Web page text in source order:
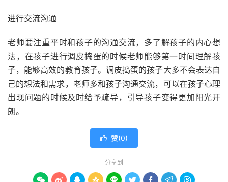
进行交流沟通
老师要注重平时和孩子的沟通交流，多了解孩子的内心想
法，在孩子进行调皮捣蛋的时候老师能够第一时间理解孩
子，能够高效的教育孩子。调皮捣蛋的孩子大多不会表达自
己的想法和需求，老师多和孩子沟通交流，可以在孩子心理
出现问题的时候及时给予疏导，引导孩子变得更加阳光开
朗。
 赞(0)
分享到
        